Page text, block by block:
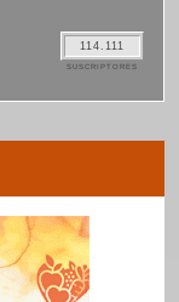
114.111
SUSCRIPTORES